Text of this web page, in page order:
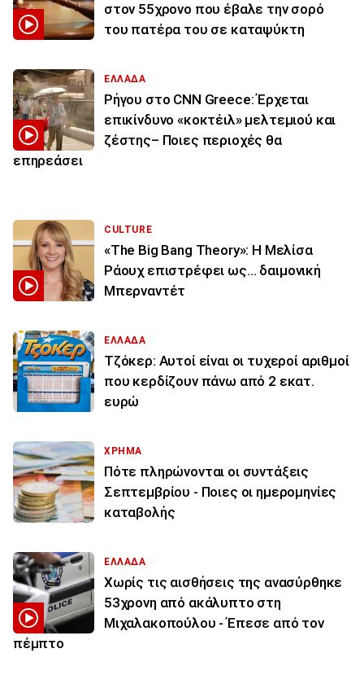
στον 55χρονο που έβαλε την σορό
του πατέρα του σε καταψύκτη
ΕΛΛΑΔΑ
Ρήγου στο CNN Greece: Έρχεται
επικίνδυνο «κοκτέιλ» μελτεμιού και
ζέστης– Ποιες περιοχές θα
επηρεάσει
CULTURE
«The Big Bang Theory»: Η Μελίσα
Ράουχ επιστρέφει ως… δαιμονική
Μπερναντέτ
ΕΛΛΑΔΑ
Τζόκερ: Αυτοί είναι οι τυχεροί αριθμοί
που κερδίζουν πάνω από 2 εκατ.
ευρώ
ΧΡΗΜΑ
Πότε πληρώνονται οι συντάξεις
Σεπτεμβρίου - Ποιες οι ημερομηνίες
καταβολής
ΕΛΛΑΔΑ
Χωρίς τις αισθήσεις της ανασύρθηκε
53χρονη από ακάλυπτο στη
Μιχαλακοπούλου - Έπεσε από τον
πέμπτο